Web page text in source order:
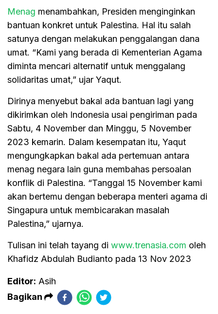
Menag menambahkan, Presiden menginginkan
bantuan konkret untuk Palestina. Hal itu salah
satunya dengan melakukan penggalangan dana
umat. “Kami yang berada di Kementerian Agama
diminta mencari alternatif untuk menggalang
solidaritas umat,” ujar Yaqut.
Dirinya menyebut bakal ada bantuan lagi yang
dikirimkan oleh Indonesia usai pengiriman pada
Sabtu, 4 November dan Minggu, 5 November
2023 kemarin. Dalam kesempatan itu, Yaqut
mengungkapkan bakal ada pertemuan antara
menag negara lain guna membahas persoalan
konflik di Palestina. “Tanggal 15 November kami
akan bertemu dengan beberapa menteri agama di
Singapura untuk membicarakan masalah
Palestina,” ujarnya.
Tulisan ini telah tayang di www.trenasia.com oleh
Khafidz Abdulah Budianto pada 13 Nov 2023
Editor: Asih
Bagikan